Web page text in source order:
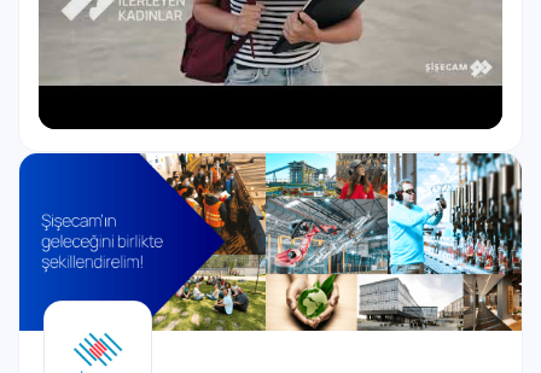
İlham Veren Bir Gelişim Yolculuğu
İstanbul, Kocaeli, Mersin, Eskişehir, Bursa, Kırklareli,
kadınların başvurabileceği “Geleceğe İlerleyen
Kadınlar” programında katılımcıları; STEM ve yapay
zekâ eğitimlerinden öz farkındalık atölyelerine,
mentorluk ve rol model buluşmalarından proje
geliştirme maratonlarına kadar uzanan kapsamlı bir
gelişim yolculuğu bekliyor. Program boyunca,
Şişecam liderleri ve alanında uzman isimler genç